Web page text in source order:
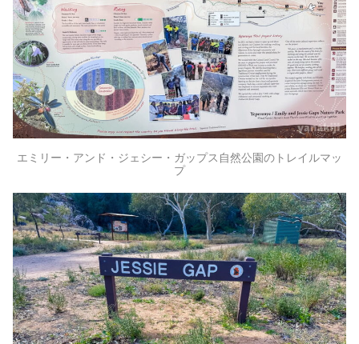
エミリー・アンド・ジェシー・ガップス自然公園のトレイルマッ
プ